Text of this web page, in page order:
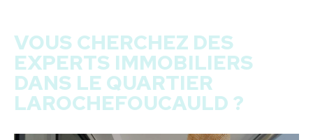
VOUS CHERCHEZ DES
EXPERTS IMMOBILIERS
DANS LE QUARTIER
LAROCHEFOUCAULD ?